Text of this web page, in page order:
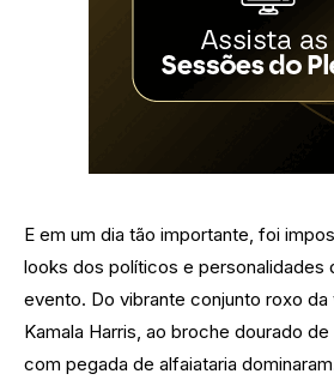
E em um dia tão importante, foi
looks dos políticos e personalidades
evento. Do vibrante conjunto roxo
Kamala Harris, ao broche dourado
com pegada de alfaiataria